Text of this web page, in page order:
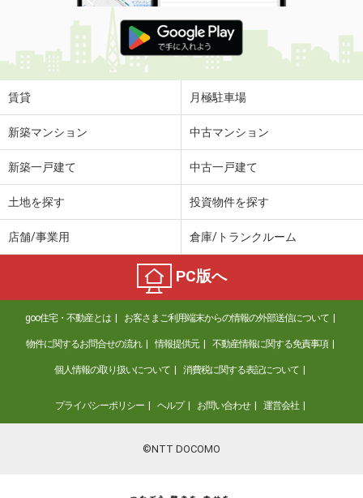
賃貸 月極駐車場
新築マンション 中古マンション
新築一戸建て 中古一戸建て
土地を探す 投資物件を探す
店舗/事業用 倉庫/トランクルーム
PC版へ
goo住宅・不動産とは お客さまご利用端末からの情報の外部送信について
物件に関するお問合せの流れ 情報提供元 不動産情報に関する免責事項
個人情報の取り扱いについて 消費税に関する表記について
プライバシーポリシー ヘルプ お問い合わせ 運営会社
©NTT DOCOMO